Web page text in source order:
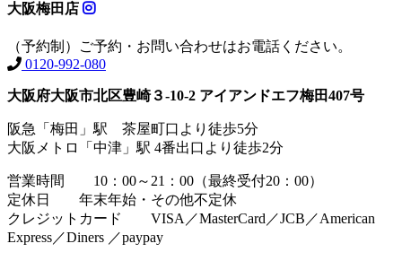
大阪梅田店
（予約制）ご予約・お問い合わせはお電話ください。
0120-992-080
大阪府大阪市北区豊崎３-10-2 アイアンドエフ梅田407号
阪急「梅田」駅 茶屋町口より徒歩5分
大阪メトロ「中津」駅 4番出口より徒歩2分
営業時間 10：00～21：00（最終受付20：00）
定休日 年末年始・その他不定休
クレジットカード VISA／MasterCard／JCB／American
Express／Diners ／paypay